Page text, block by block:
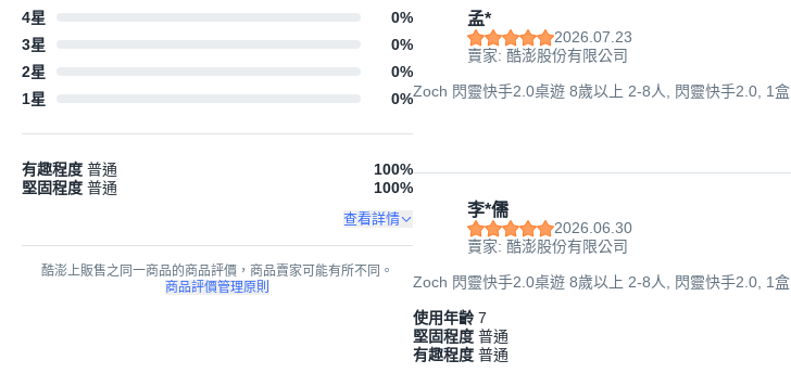
4星
0%
3星
0%
2星
0%
1星
0%
有趣程度 普通 100%
堅固程度 普通 100%
查看詳情
酷澎上販售之同一商品的商品評價，商品賣家可能有所不同。
商品評價管理原則
孟*
2026.07.23
賣家: 酷澎股份有限公司
Zoch 閃靈快手2.0桌遊 8歲以上 2-8人, 閃靈快手2.0, 1盒
李*儒
2026.06.30
賣家: 酷澎股份有限公司
Zoch 閃靈快手2.0桌遊 8歲以上 2-8人, 閃靈快手2.0, 1盒
使用年齡 7
堅固程度 普通
有趣程度 普通